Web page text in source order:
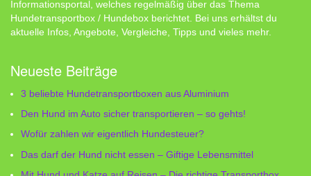
Informationsportal, welches regelmäßig über das Thema
Hundetransportbox / Hundebox berichtet. Bei uns erhältst du
aktuelle Infos, Angebote, Vergleiche, Tipps und vieles mehr.
Neueste Beiträge
3 beliebte Hundetransportboxen aus Aluminium
Den Hund im Auto sicher transportieren – so gehts!
Wofür zahlen wir eigentlich Hundesteuer?
Das darf der Hund nicht essen – Giftige Lebensmittel